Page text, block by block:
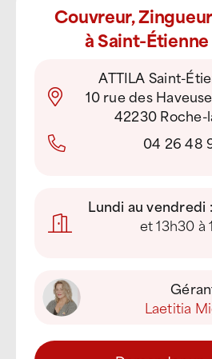
Couvreur,
à Saint-
ATTILA Saint-
10 rue des
42230
04 26 48
Lundi au vendredi :
et 13h30 à
Laetitia